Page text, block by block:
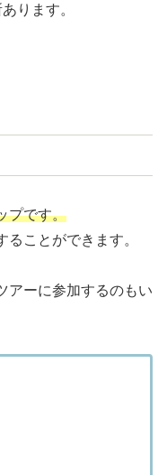
ります。
プです。
ことができます。
アーに参加するのもい